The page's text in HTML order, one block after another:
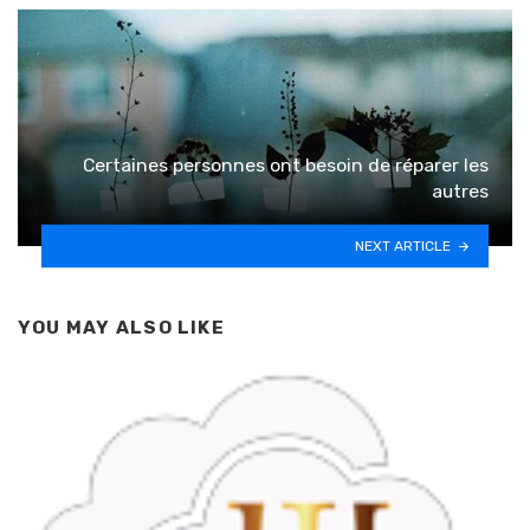
Certaines personnes ont besoin de réparer les
autres
NEXT ARTICLE
YOU MAY ALSO LIKE